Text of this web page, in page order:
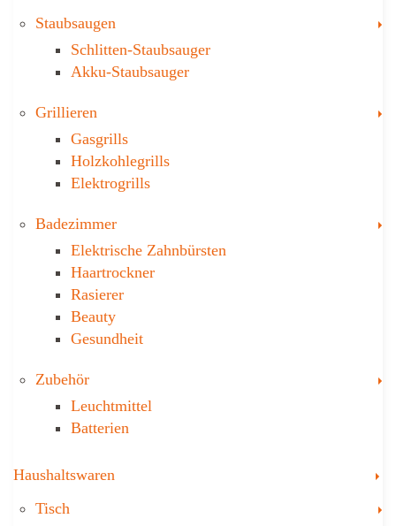
Staubsaugen
Schlitten-Staubsauger
Akku-Staubsauger
Grillieren
Gasgrills
Holzkohlegrills
Elektrogrills
Badezimmer
Elektrische Zahnbürsten
Haartrockner
Rasierer
Beauty
Gesundheit
Zubehör
Leuchtmittel
Batterien
Haushaltswaren
Tisch